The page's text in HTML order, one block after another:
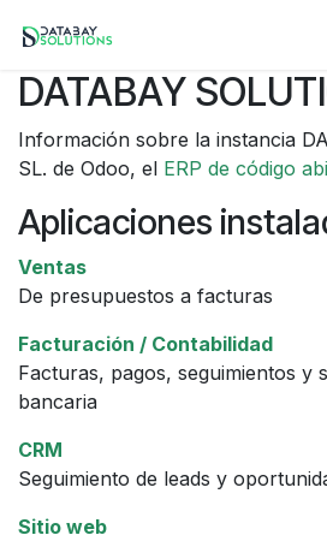
DATABAY
Información sobre la instancia
SL. de Odoo, el ERP de código
Aplicaciones
Ventas
De presupuestos a facturas
Facturación / Contabilidad
Facturas, pagos, seguimientos y
bancaria
CRM
Seguimiento de leads y
Sitio web